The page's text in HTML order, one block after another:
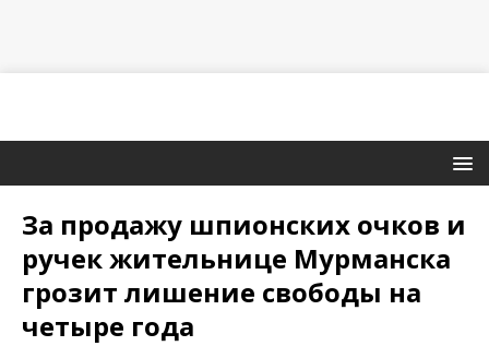
За продажу шпионских очков и
ручек жительнице Мурманска
грозит лишение свободы на
четыре года